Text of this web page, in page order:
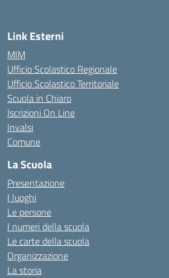
Link Esterni
MIM
Ufficio Scolastico Regionale
Ufficio Scolastico Territoriale
Scuola in Chiaro
Iscrizioni On Line
Invalsi
Comune
La Scuola
Presentazione
I luoghi
Le persone
I numeri della scuola
Le carte della scuola
Organizzazione
La storia